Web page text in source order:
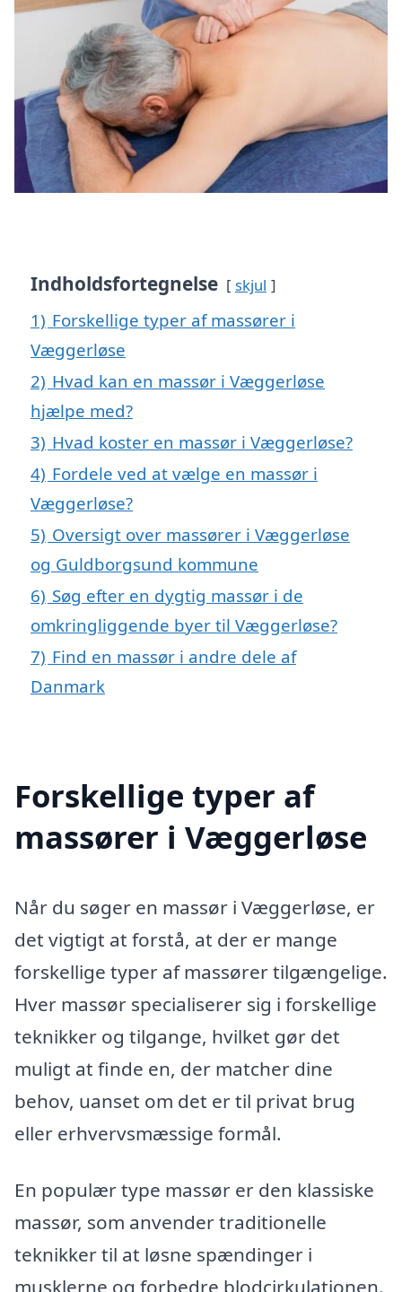
Indholdsfortegnelse skjul
1) Forskellige typer af massører i
Væggerløse
2) Hvad kan en massør i Væggerløse
hjælpe med?
3) Hvad koster en massør i Væggerløse?
4) Fordele ved at vælge en massør i
Væggerløse?
5) Oversigt over massører i Væggerløse
og Guldborgsund kommune
6) Søg efter en dygtig massør i de
omkringliggende byer til Væggerløse?
7) Find en massør i andre dele af
Danmark
Forskellige typer af
massører i Væggerløse
Når du søger en massør i Væggerløse, er
det vigtigt at forstå, at der er mange
forskellige typer af massører tilgængelige.
Hver massør specialiserer sig i forskellige
teknikker og tilgange, hvilket gør det
muligt at finde en, der matcher dine
behov, uanset om det er til privat brug
eller erhvervsmæssige formål.
En populær type massør er den klassiske
massør, som anvender traditionelle
teknikker til at løsne spændinger i
musklerne og forbedre blodcirkulationen.